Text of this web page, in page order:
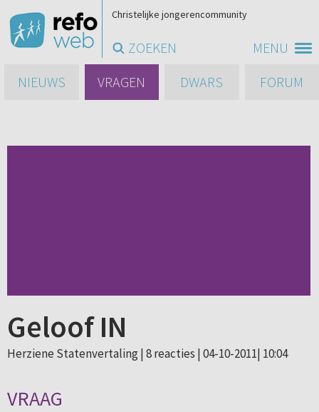
MENU
Christelijke jongerencommunity
ZOEKEN
NIEUWS
VRAGEN DWARS FORUM
Geloof IN
Herziene Statenvertaling | 8 reacties | 04-10-2011| 10:04
VRAAG